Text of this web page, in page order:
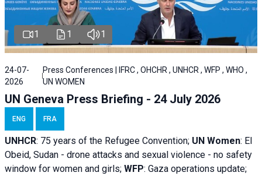
1 1 1
24-07-
2026
Press Conferences | IFRC , OHCHR , UNHCR , WFP , WHO ,
UN WOMEN
UN Geneva Press Briefing - 24 July 2026
ENG FRA
UNHCR: 75 years of the Refugee Convention; UN Women: El
Obeid, Sudan - drone attacks and sexual violence - no safety
window for women and girls; WFP: Gaza operations update;